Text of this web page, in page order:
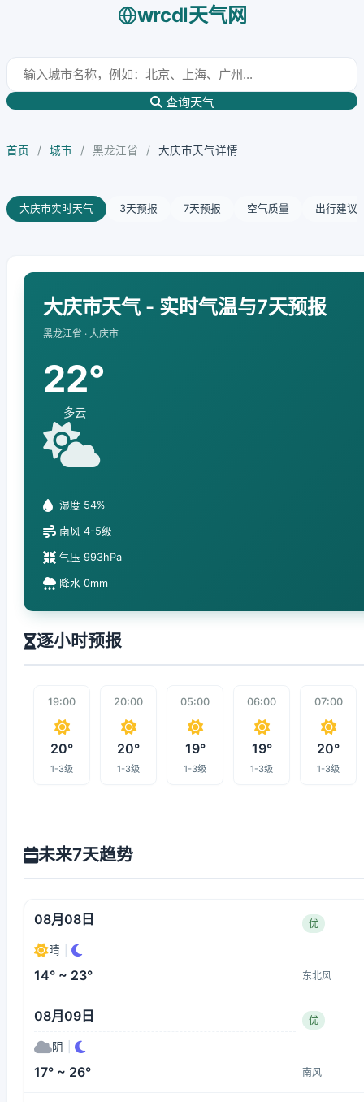
wrcdl天气网
查询天气
首页 / 城市 / 黑龙江省 / 大庆市天气详情
大庆市实时天气 3天预报 7天预报 空气质量 出行建议
大庆市天气 - 实时气温与7天预报
黑龙江省 · 大庆市
22°
多云
湿度 54%
南风 4-5级
气压 993hPa
降水 0mm
逐小时预报
19:00
20°
1-3级
20:00
20°
1-3级
05:00
19°
1-3级
06:00
19°
1-3级
07:00
20°
1-3级
未来7天趋势
08月08日 优
晴
14° ~ 23° 东北风
08月09日 优
阴
17° ~ 26° 南风